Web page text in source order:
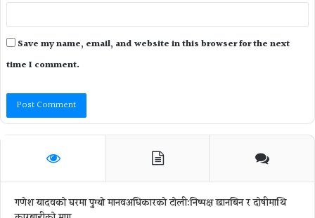
Save my name, email, and website in this browser for the next
time I comment.
गणेश यादवको घरमा पुग्याे मानवअधिकारकाे टोली:निष्पक्ष छानबिन र दोषीमाथि